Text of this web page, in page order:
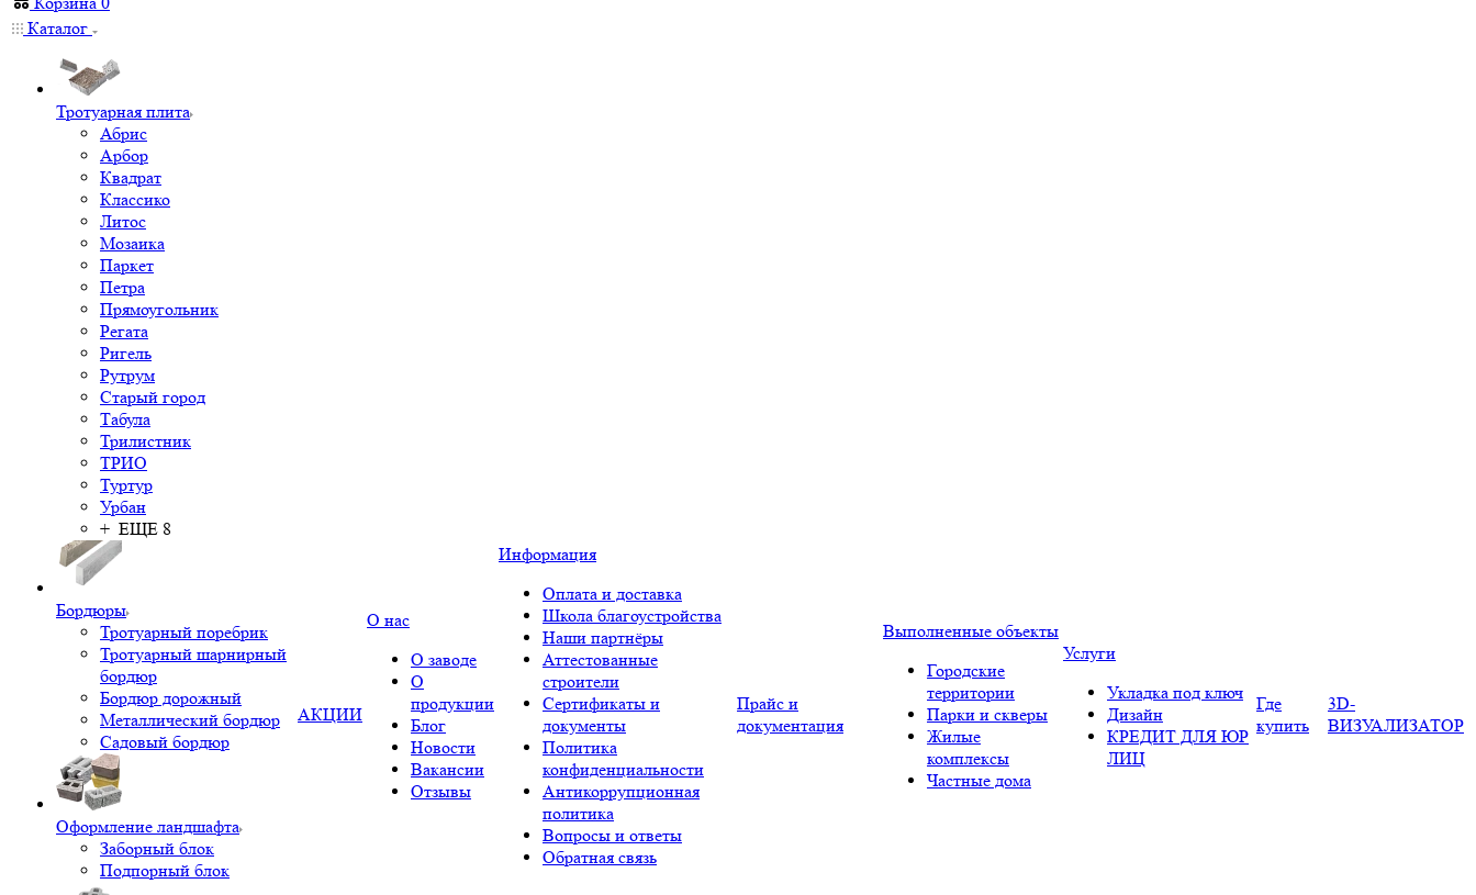
Каталог
Тротуарная плита
Абрис
Арбор
Квадрат
Классико
Литос
Мозаика
Паркет
Петра
Прямоугольник
Регата
Ригель
Рутрум
Старый город
Табула
Трилистник
ТРИО
Туртур
Урбан
+ ЕЩЕ 8
Бордюры
Тротуарный поребрик
Тротуарный шарнирный
бордюр
Бордюр дорожный
Металлический бордюр
Садовый бордюр
Оформление ландшафта
Заборный блок
Подпорный блок
АКЦИИ
О нас
О заводе
О
продукции
Блог
Новости
Вакансии
Отзывы
Информация
Оплата и доставка
Школа благоустройства
Наши партнёры
Аттестованные
строители
Сертификаты и
документы
Политика
конфиденциальности
Антикоррупционная
политика
Вопросы и ответы
Обратная связь
Прайс и
документация
Выполненные объекты
Городские
территории
Парки и скверы
Жилые
комплексы
Частные дома
Услуги
Укладка под ключ
Дизайн
КРЕДИТ ДЛЯ ЮР
ЛИЦ
Где
купить
3D-
ВИЗУАЛИЗАТОР